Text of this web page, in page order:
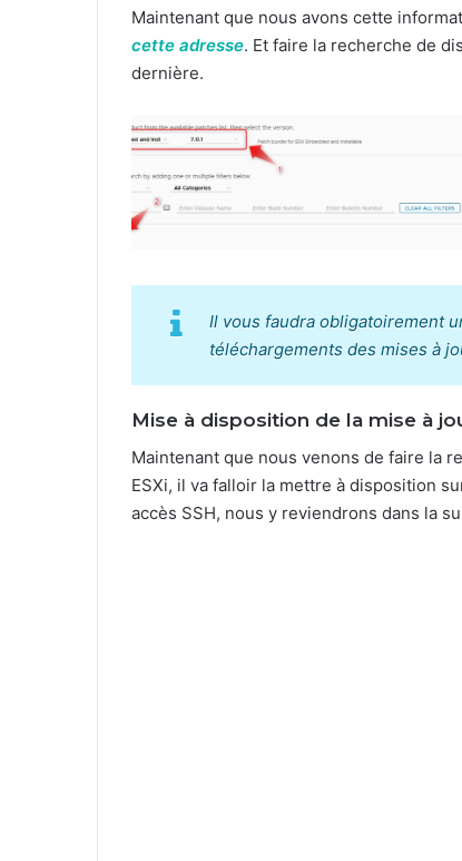
Maintenant que nous avons cette
cette adresse. Et faire la recherche de
dernière.
Il vous faudra obligatoirement
téléchargements des mises à
Mise à disposition de la mise à
Maintenant que nous venons de faire la
ESXi, il va falloir la mettre à disposition
accès SSH, nous y reviendrons dans la